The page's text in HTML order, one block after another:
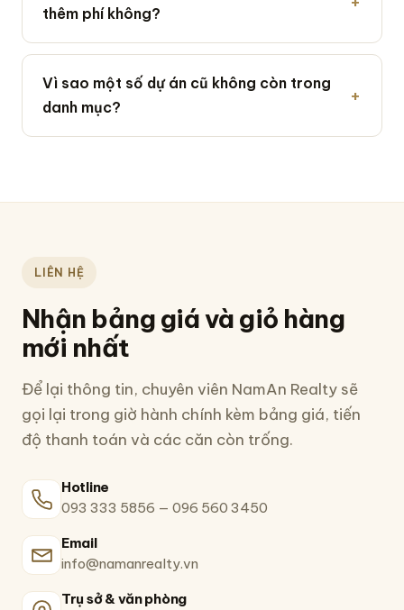
thêm phí không?
Vì sao một số dự án cũ không còn trong
danh mục?
LIÊN HỆ
Nhận bảng giá và giỏ hàng
mới nhất
Để lại thông tin, chuyên viên NamAn Realty sẽ
gọi lại trong giờ hành chính kèm bảng giá, tiến
độ thanh toán và các căn còn trống.
Hotline
093 333 5856 — 096 560 3450
Email
info@namanrealty.vn
Trụ sở & văn phòng